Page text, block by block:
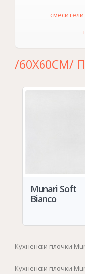
смесители
/60Х60СМ/
Munari Soft
Bianco
Кухненски плочки
Кухненски плочки